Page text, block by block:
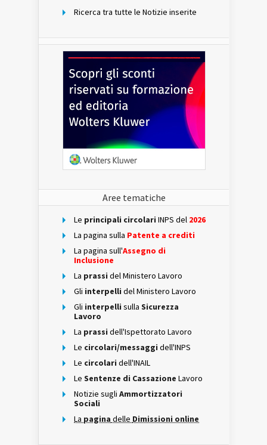
Ricerca tra tutte le Notizie inserite
Aree tematiche
Le principali circolari INPS del 2026
La pagina sulla Patente a crediti
La pagina sull'Assegno di
Inclusione
La prassi del Ministero Lavoro
Gli interpelli del Ministero Lavoro
Gli interpelli sulla Sicurezza
Lavoro
La prassi dell'Ispettorato Lavoro
Le circolari/messaggi dell'INPS
Le circolari dell'INAIL
Le Sentenze di Cassazione Lavoro
Notizie sugli Ammortizzatori
Sociali
La pagina delle Dimissioni online